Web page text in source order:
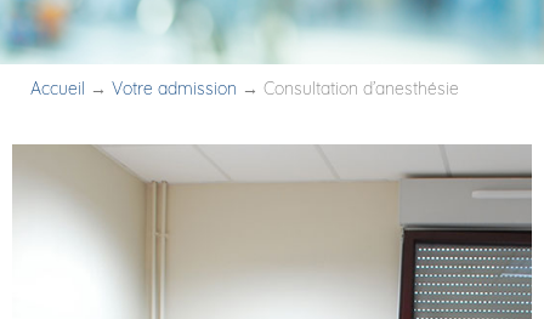
Accueil → Votre admission → Consultation d’anesthésie